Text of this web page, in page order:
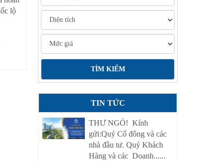
lộ
TIN TỨC
THƯ NGỎ! Kính
gửi:Quý Cổ đông và các
nhà đầu tư. Quý Khách
Hàng và các Doanh......